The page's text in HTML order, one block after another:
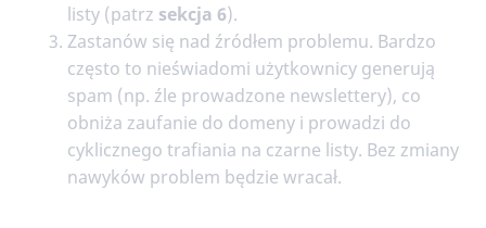
listy (patrz sekcja 6).
Zastanów się nad źródłem problemu. Bardzo
często to nieświadomi użytkownicy generują
spam (np. źle prowadzone newslettery), co
obniża zaufanie do domeny i prowadzi do
cyklicznego trafiania na czarne listy. Bez zmiany
nawyków problem będzie wracał.